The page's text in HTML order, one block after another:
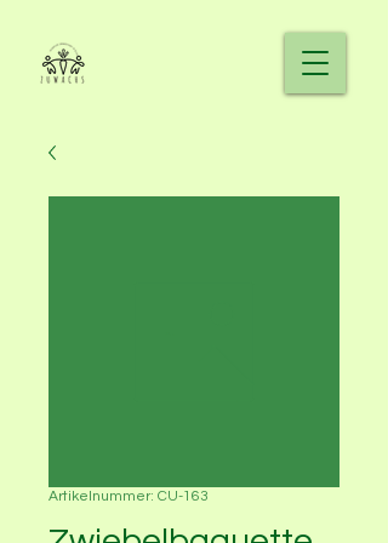
Artikelnummer: CU-163